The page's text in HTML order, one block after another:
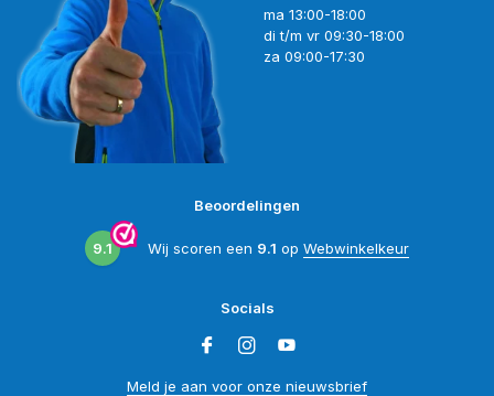
ma 13:00-18:00
di t/m vr 09:30-18:00
za 09:00-17:30
Beoordelingen
9.1 Wij scoren een 9.1 op Webwinkelkeur
Socials
Meld je aan voor onze nieuwsbrief